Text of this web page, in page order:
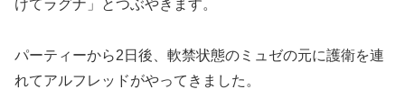
けてラグナ」とつぶやきます。
パーティーから2日後、軟禁状態のミュゼの元に護衛を連
れてアルフレッドがやってきました。